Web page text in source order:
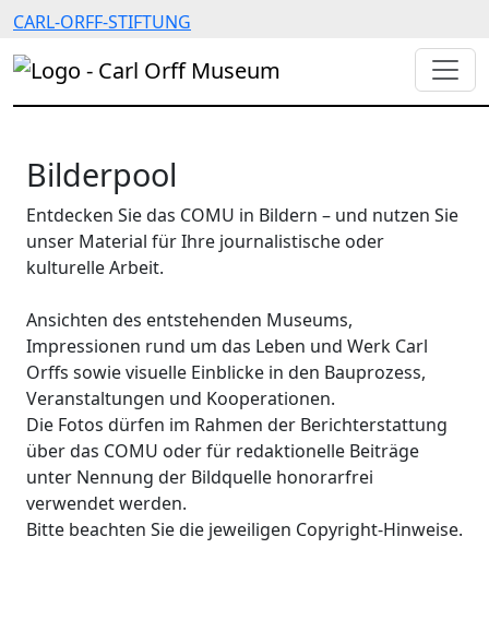
CARL-ORFF-STIFTUNG
Bilderpool
Entdecken Sie das COMU in Bildern – und nutzen Sie
unser Material für Ihre journalistische oder
kulturelle Arbeit.
Ansichten des entstehenden Museums,
Impressionen rund um das Leben und Werk Carl
Orffs sowie visuelle Einblicke in den Bauprozess,
Veranstaltungen und Kooperationen.
Die Fotos dürfen im Rahmen der Berichterstattung
über das COMU oder für redaktionelle Beiträge
unter Nennung der Bildquelle honorarfrei
verwendet werden.
Bitte beachten Sie die jeweiligen Copyright-Hinweise.